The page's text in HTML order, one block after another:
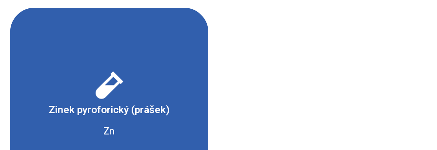
Zinek pyroforický (prášek)
Zn
- Hořlavé nebo samozápalné
- Nebezpečné pro životní prostředí
Bezpečnostní list